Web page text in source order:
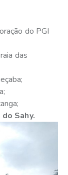
do PGI
das
Sahy.